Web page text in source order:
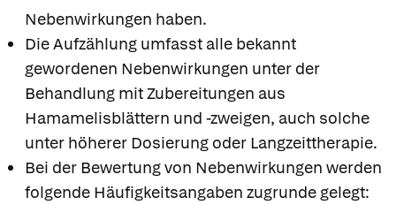
Nebenwirkungen haben.
Die Aufzählung umfasst alle bekannt
gewordenen Nebenwirkungen unter der
Behandlung mit Zubereitungen aus
Hamamelisblättern und -zweigen, auch solche
unter höherer Dosierung oder Langzeittherapie.
Bei der Bewertung von Nebenwirkungen werden
folgende Häufigkeitsangaben zugrunde gelegt: